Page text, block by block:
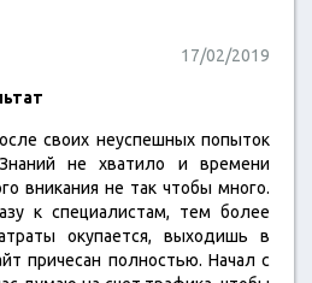
17/02/2019
своих неуспешных попыток
не хватило и времени
вникания не так чтобы много.
к специалистам, тем более
окупается, выходишь в
причесан полностью. Начал с